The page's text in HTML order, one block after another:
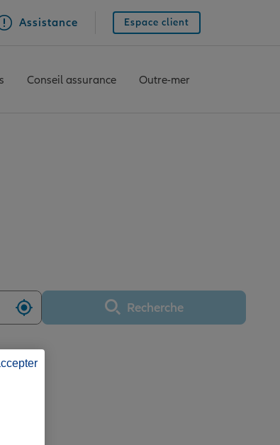
Assistance Espace client
Conseil assurance Outre-mer
Utiliser ma positionRecherche